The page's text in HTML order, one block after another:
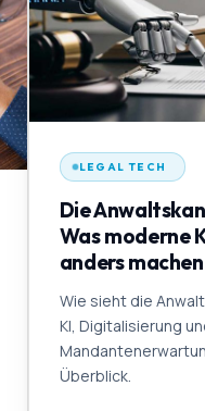
LEGAL TECH
Die
Was moderne
anders machen
Wie sieht die
KI, Digitalisierung
Überblick.